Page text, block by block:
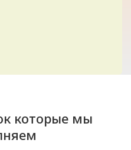
которые мы